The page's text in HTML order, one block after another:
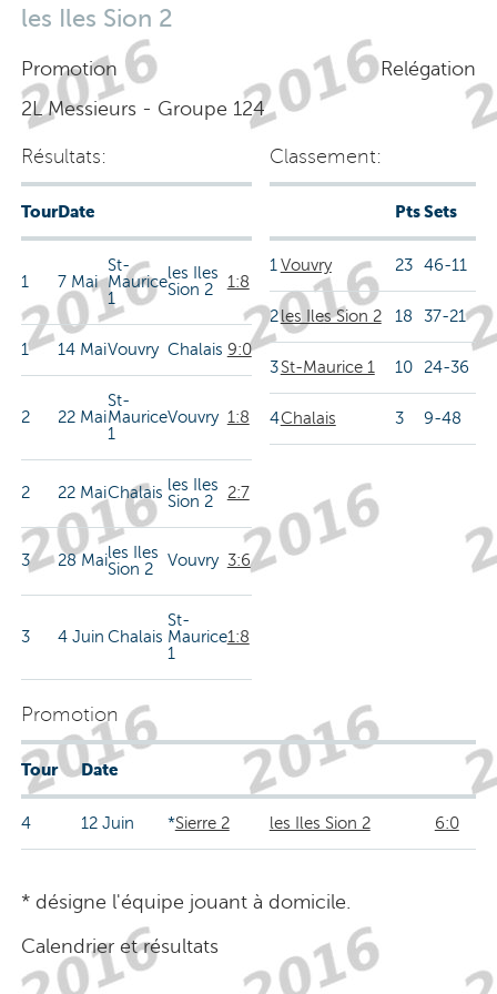
les Iles Sion 2
Promotion
Relégation
2L Messieurs - Groupe 124
Résultats:
TourDate
1 7 Mai
St-
Maurice
1
les Iles
Sion 2
1:8
1 14 MaiVouvry Chalais 9:0
2 22 Mai
St-
Maurice
1
Vouvry 1:8
2 22 MaiChalais les Iles
Sion 2
2:7
3 28 Mailes Iles
Sion 2
Vouvry 3:6
3 4 Juin Chalais
St-
Maurice
1
1:8
Classement:
PtsSets
1 Vouvry 23 46-11
2les Iles Sion 2 18 37-21
3 St-Maurice 1 10 24-36
4Chalais 3 9-48
Promotion
Tour Date
4 12 Juin *Sierre 2 les Iles Sion 2 6:0
* désigne l'équipe jouant à domicile.
Calendrier et résultats